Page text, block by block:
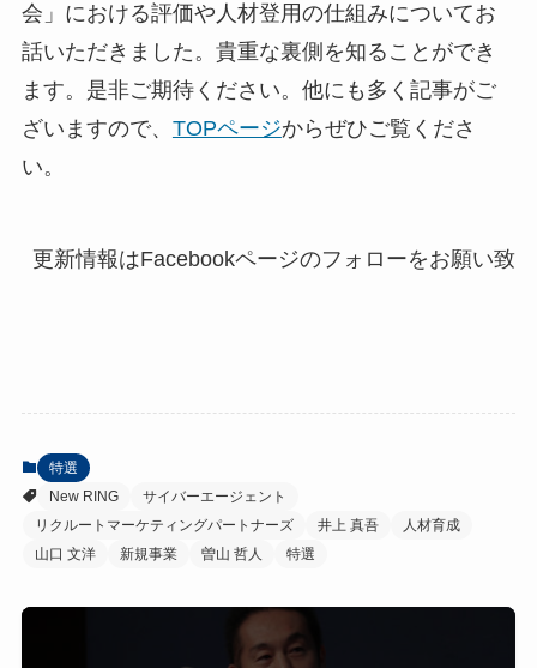
会」における評価や人材登用の仕組みについてお
話いただきました。貴重な裏側を知ることができ
ます。是非ご期待ください。他にも多く記事がご
ざいますので、 TOPページからぜひご覧くださ
い。
特選
New RING
サイバーエージェント
リクルートマーケティングパートナーズ
井上 真吾
人材育成
山口 文洋
新規事業 曽山 哲人 特選